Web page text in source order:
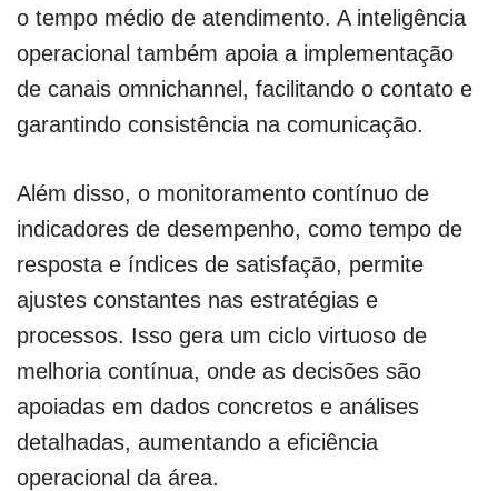
o tempo médio de atendimento. A inteligência
operacional também apoia a implementação
de canais omnichannel, facilitando o contato e
garantindo consistência na comunicação.
Além disso, o monitoramento contínuo de
indicadores de desempenho, como tempo de
resposta e índices de satisfação, permite
ajustes constantes nas estratégias e
processos. Isso gera um ciclo virtuoso de
melhoria contínua, onde as decisões são
apoiadas em dados concretos e análises
detalhadas, aumentando a eficiência
operacional da área.